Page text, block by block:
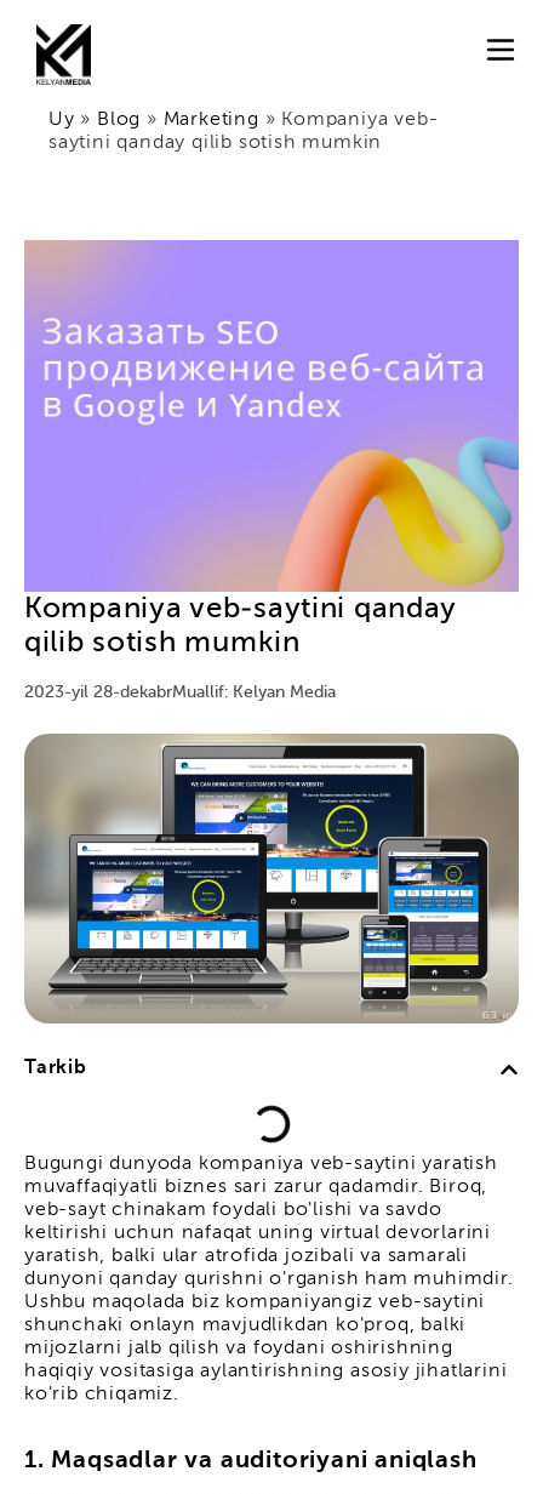
Uy » Blog » Marketing » Kompaniya veb-
saytini qanday qilib sotish mumkin
Kompaniya veb-saytini qanday
qilib sotish mumkin
2023-yil 28-dekabrMuallif: Kelyan Media
Tarkib
Bugungi dunyoda kompaniya veb-saytini yaratish
muvaffaqiyatli biznes sari zarur qadamdir. Biroq,
veb-sayt chinakam foydali bo'lishi va savdo
keltirishi uchun nafaqat uning virtual devorlarini
yaratish, balki ular atrofida jozibali va samarali
dunyoni qanday qurishni o'rganish ham muhimdir.
Ushbu maqolada biz kompaniyangiz veb-saytini
shunchaki onlayn mavjudlikdan ko'proq, balki
mijozlarni jalb qilish va foydani oshirishning
haqiqiy vositasiga aylantirishning asosiy jihatlarini
ko'rib chiqamiz.
1. Maqsadlar va auditoriyani aniqlash